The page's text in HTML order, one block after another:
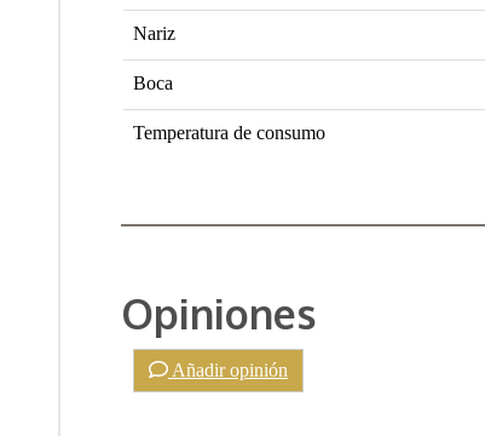
Nariz
Boca
Temperatura de consumo
Opiniones
Añadir opinión